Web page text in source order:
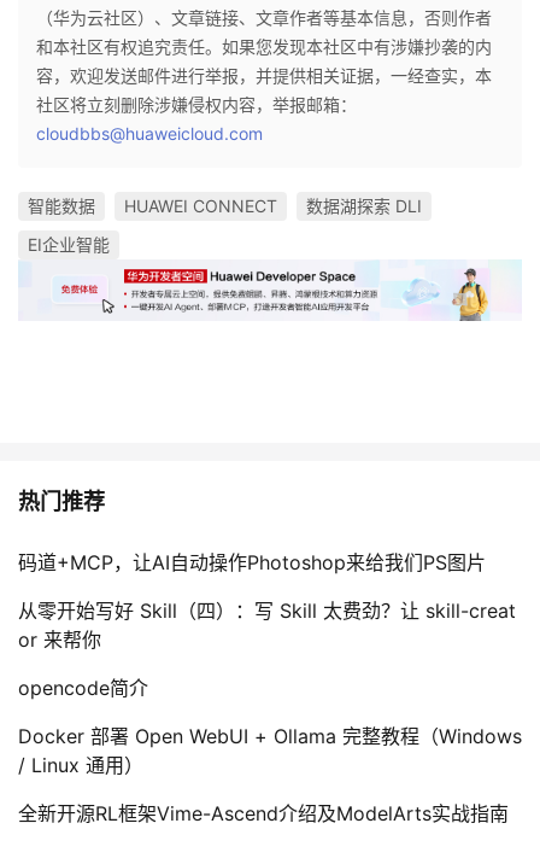
（华为云社区）、文章链接、文章作者等基本信息，否则作者
和本社区有权追究责任。如果您发现本社区中有涉嫌抄袭的内
容，欢迎发送邮件进行举报，并提供相关证据，一经查实，本
社区将立刻删除涉嫌侵权内容，举报邮箱：
cloudbbs@huaweicloud.com
智能数据 HUAWEI CONNECT
数据湖探索 DLI
EI企业智能
热门推荐
码道+MCP，让AI自动操作Photoshop来给我们PS图片
从零开始写好 Skill（四）：写 Skill 太费劲？让 skill-creat
or 来帮你
opencode简介
Docker 部署 Open WebUI + Ollama 完整教程（Windows
/ Linux 通用）
全新开源RL框架Vime-Ascend介绍及ModelArts实战指南